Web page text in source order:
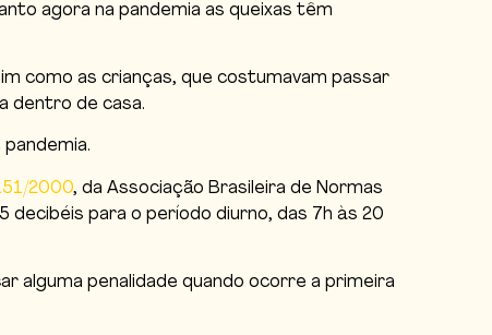
agora na pandemia as queixas têm
como as crianças, que costumavam passar
dentro de casa.
2000, da Associação Brasileira de Normas
decibéis para o período diurno, das 7h às 20
alguma penalidade quando ocorre a primeira